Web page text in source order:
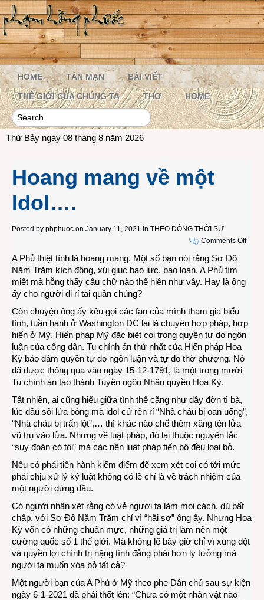
HOME TẢN MẠN BÀI VIẾT
THẾ GIỚI CỦA CHÚNG TA THƠ HOME
Thứ Bảy ngày 08 tháng 8 năm 2026
Hoang mang về một
Idol….
Posted by phphuoc on January 11, 2021 in THEO DÒNG THỜI SỰ
Comments Offon
A Phủ thiệt tình là hoang mang. Một số bạn nói rằng Sơ Đô
Năm Trăm kích động, xúi giục bạo lực, bạo loạn. A Phủ tìm
miết mà hỗng thấy câu chữ nào thể hiện như vậy. Hay là ông
ấy cho người đi rỉ tai quần chúng?
Còn chuyện ông ấy kêu gọi các fan của mình tham gia biểu
tình, tuần hành ở Washington DC lại là chuyện hợp pháp, hợp
hiến ở Mỹ. Hiến pháp Mỹ đặc biệt coi trong quyền tự do ngôn
luận của công dân. Tu chính án thứ nhất của Hiến pháp Hoa
Kỳ bảo đảm quyền tự do ngôn luận và tự do thờ phượng. Nó
đã được thông qua vào ngày 15-12-1791, là một trong mười
Tu chính án tạo thành Tuyên ngôn Nhân quyền Hoa Kỳ.
Tất nhiên, ai cũng hiểu giữa tình thế căng như dây đờn tì bà,
lúc dầu sôi lửa bỏng mà idol cứ rên rỉ “Nhà cháu bị oan uổng”,
“Nhà cháu bị trấn lột”,… thì khác nào chế thêm xăng tên lửa
vũ trụ vào lửa. Nhưng về luật pháp, đó lại thuộc nguyên tắc
“suy đoán có tội” mà các nền luật pháp tiến bộ đều loại bỏ.
Nếu có phải tiến hành kiểm điểm để xem xét coi có tới mức
phải chịu xử lý kỷ luật không có lẽ chỉ là về trách nhiệm của
một người đứng đầu.
Có người nhận xét rằng có vẻ người ta làm mọi cách, dù bất
chấp, với Sơ Đô Năm Trăm chỉ vì “hãi sợ” ông ấy. Nhưng Hoa
Kỳ vốn có những chuẩn mực, những giá trị làm nên một
cường quốc số 1 thế giới. Mà không lẽ bây giờ chỉ vì xung đột
và quyền lợi chính trị nặng tính đảng phái hơn lý tưởng mà
người ta muốn xóa bỏ tất cả?
Một người bạn của A Phủ ở Mỹ theo phe Dân chủ sau sự kiện
ngày 6-1-2021 đã phải thốt lên: “Chưa có một nhân vật nào